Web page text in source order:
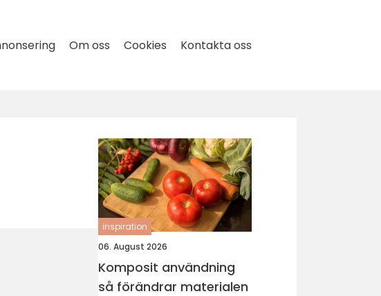
Om oss Cookies Kontakta oss
inspiration
06. August 2026
Komposit användning
så förändrar materialen